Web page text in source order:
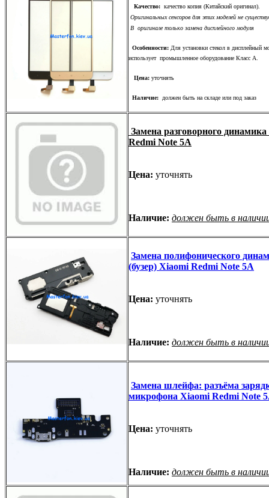
Качество: качество копия (Китайский оригинал).
Оригинальных сенсоров для этих моделей не
В оригинале только замена дисплейного модуля
Особенности: Для установки стекол в дисплейный
использует промышленное оборудование Класс А.
Цена: уточнять
Наличие: должен быть на складе или под заказ
Замена разговорного
Redmi Note 5A
Цена: уточнять
Наличие: должен быть в
Замена полифонического
(бузер) Xiaomi Redmi Note 5A
Цена: уточнять
Наличие: должен быть в
Замена шлейфа: разъёма
микрофона Xiaomi Redmi Note
Цена: уточнять
Наличие: должен быть в